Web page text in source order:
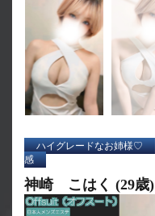
ハイグレードなお姉様♡
感
神崎 こはく (29歳)